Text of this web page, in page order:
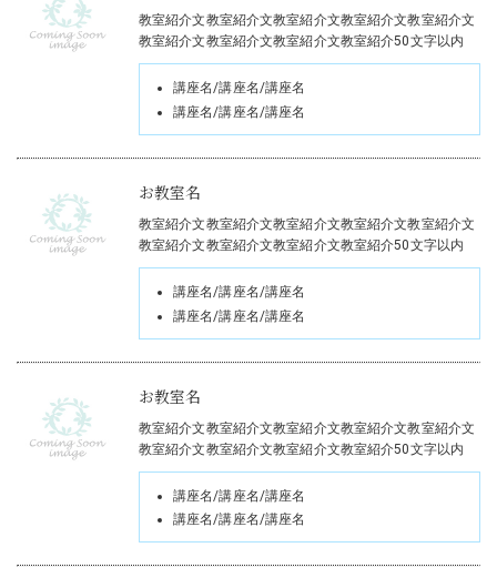
教室紹介文教室紹介文教室紹介文教室紹介文教室紹介文
教室紹介文教室紹介文教室紹介文教室紹介50文字以内
講座名/講座名/講座名
講座名/講座名/講座名
お教室名
教室紹介文教室紹介文教室紹介文教室紹介文教室紹介文
教室紹介文教室紹介文教室紹介文教室紹介50文字以内
講座名/講座名/講座名
講座名/講座名/講座名
お教室名
教室紹介文教室紹介文教室紹介文教室紹介文教室紹介文
教室紹介文教室紹介文教室紹介文教室紹介50文字以内
講座名/講座名/講座名
講座名/講座名/講座名